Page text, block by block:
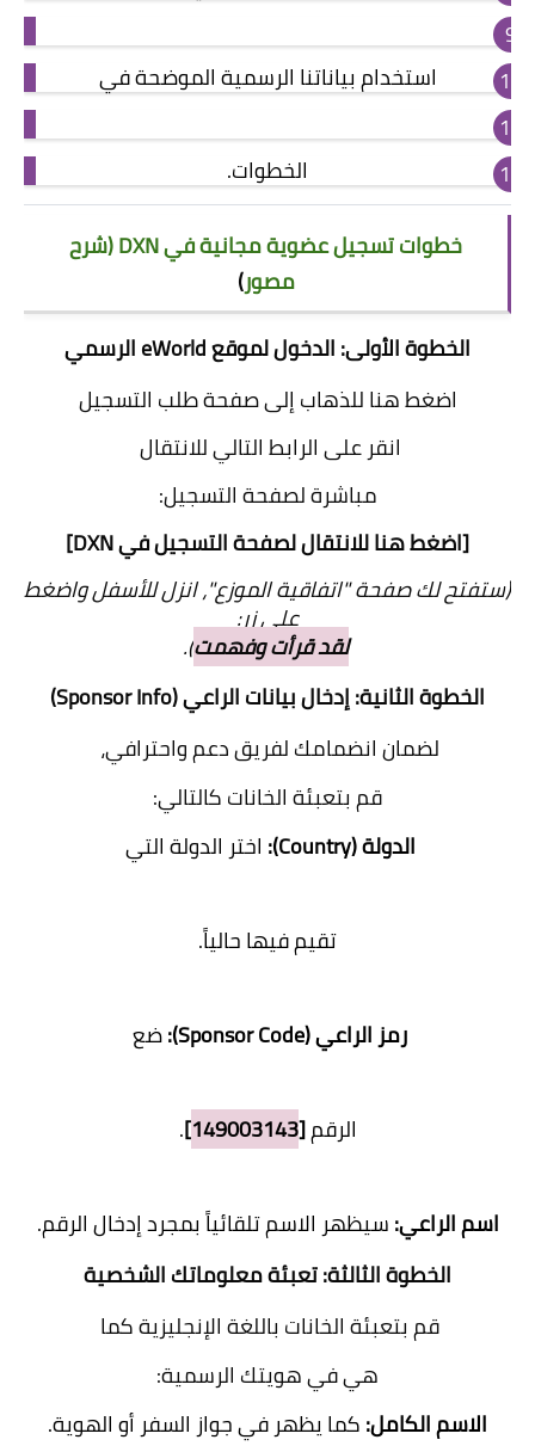
استخدام بياناتنا الرسمية الموضحة في
الخطوات.
خطوات تسجيل عضوية مجانية في DXN (شرح
مصور)
الخطوة الأولى: الدخول لموقع eWorld الرسمي
اضغط هنا للذهاب إلى صفحة طلب التسجيل
انقر على الرابط التالي للانتقال
مباشرة لصفحة التسجيل:
[اضغط هناللانتقال لصفحة التسجيل في DXN]
(ستفتح لك صفحة "اتفاقية الموزع"، انزل للأسفل واضغط
على زر:
لقد قرأت وفهمت)
.
الخطوة الثانية: إدخال بيانات الراعي (Sponsor Info)
لضمان انضمامك لفريق دعم واحترافي،
قم بتعبئة الخانات كالتالي:
الدولة (Country):
اختر الدولة التي
تقيم فيها حالياً.
رمز الراعي (Sponsor Code): ضع
الرقم[
149003143
]
.
اسم الراعي:سيظهر الاسم تلقائياً بمجرد إدخال الرقم.
الخطوة الثالثة: تعبئة معلوماتك الشخصية
قم بتعبئة الخانات باللغة الإنجليزية كما
هي في هويتك الرسمية:
الاسم الكامل:كما يظهر في جواز السفر أو الهوية.